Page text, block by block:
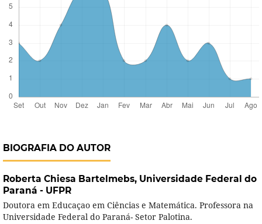
BIOGRAFIA DO AUTOR
Roberta Chiesa Bartelmebs, Universidade Federal do
Paraná - UFPR
Doutora em Educaçao em Ciências e Matemática. Professora na
Universidade Federal do Paraná- Setor Palotina.